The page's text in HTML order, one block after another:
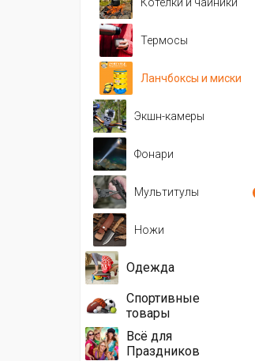
Термосы
Ланчбоксы и миски
Экшн-камеры
Фонари
Мультитулы
Ножи
Одежда
Спортивные
товары
Всё для
Праздников